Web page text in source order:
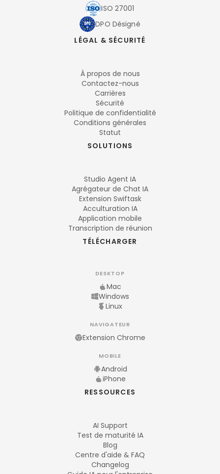
ISO 27001
DPO Désigné
LÉGAL & SÉCURITÉ
À propos de nous
Contactez-nous
Carrières
Sécurité
Politique de confidentialité
Conditions générales
Statut
SOLUTIONS
Studio Agent IA
Agrégateur de Chat IA
Extension Swiftask
Acculturation IA
Application mobile
Transcription de réunion
TÉLÉCHARGER
DESKTOP
Mac
Windows
Linux
NAVIGATEUR
Extension Chrome
MOBILE
Android
iPhone
RESSOURCES
AI Support
Test de maturité IA
Blog
Centre d'aide & FAQ
Changelog